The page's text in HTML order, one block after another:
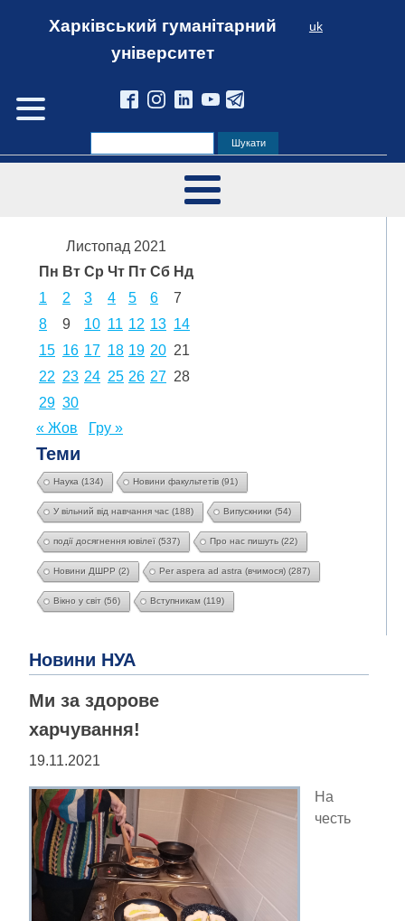
Харківський гуманітарний
університет
uk
Листопад 2021
Пн Вт Ср Чт Пт Сб Нд
1
2 3 4 5 6
7
8
9 10 11 12 13 14
15 16 17 18 19 20 21
22 23 24 25 26 27 28
29 30
« Жов
Гру »
Теми
Наука (134) Новини факультетів (91)
У вільний від навчання час (188) Випускники (54)
події досягнення ювілеї (537) Про нас пишуть (22)
Новини ДШРР (2) Per aspera ad astra (вчимося) (287)
Вікно у світ (56) Вступникам (119)
Новини НУА
Ми за здорове
харчування!
19.11.2021
На
честь